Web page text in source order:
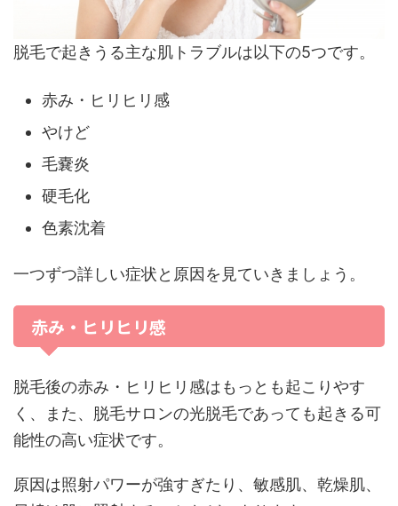
脱毛で起きうる主な肌トラブルは以下の5つです。
赤み・ヒリヒリ感
やけど
毛嚢炎
硬毛化
色素沈着
一つずつ詳しい症状と原因を見ていきましょう。
赤み・ヒリヒリ感
脱毛後の赤み・ヒリヒリ感はもっとも起こりやす
く、また、脱毛サロンの光脱毛であっても起きる可
能性の高い症状です。
原因は照射パワーが強すぎたり、敏感肌、乾燥肌、